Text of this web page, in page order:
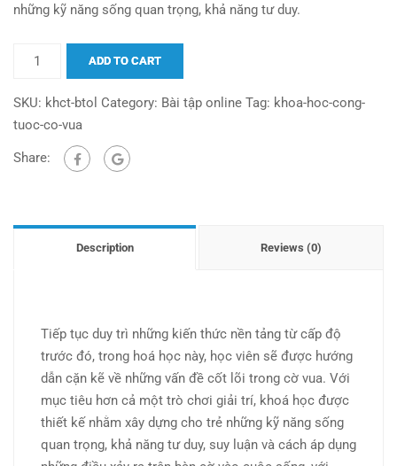
những kỹ năng sống quan trọng, khả năng tư duy.
ADD TO CART
SKU: khct-btol Category: Bài tập online Tag: khoa-hoc-cong-
tuoc-co-vua
Share:
Description Reviews (0)
Tiếp tục duy trì những kiến thức nền tảng từ cấp độ
trước đó, trong hoá học này, học viên sẽ được hướng
dẫn cặn kẽ về những vấn đề cốt lõi trong cờ vua. Với
mục tiêu hơn cả một trò chơi giải trí, khoá học được
thiết kế nhằm xây dựng cho trẻ những kỹ năng sống
quan trọng, khả năng tư duy, suy luận và cách áp dụng